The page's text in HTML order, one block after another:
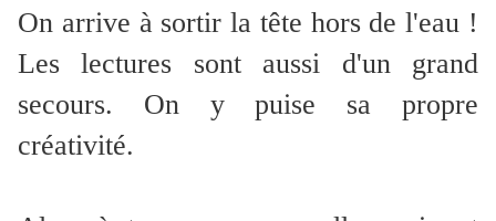
On arrive à sortir la tête hors de l'eau !
Les lectures sont aussi d'un grand
secours. On y puise sa propre
créativité.